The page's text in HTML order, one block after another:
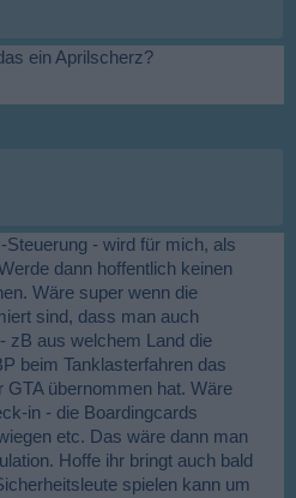
ein Aprilscherz?
Steuerung - wird für mich, als
dann hoffentlich keinen
Wäre super wenn die
sind, dass man auch
zB aus welchem Land die
beim Tanklasterfahren das
GTA übernommen hat. Wäre
in - die Boardingcards
etc. Das wäre dann man
Hoffe ihr bringt auch bald
spielen kann um